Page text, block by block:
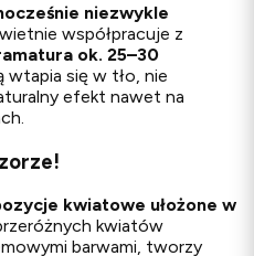
niezwykle
współpracuje z
ok. 25–30
wtapia się w tło, nie
efekt nawet na
kwiatowe ułożone w
kwiatów
barwami, tworzy